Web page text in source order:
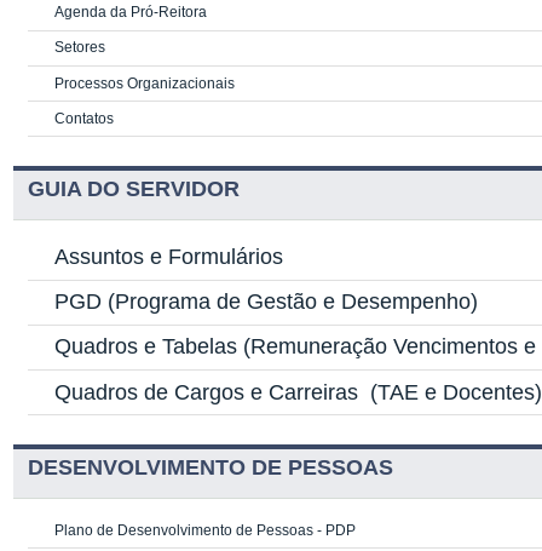
Agenda da Pró-Reitora
Setores
Processos Organizacionais
Contatos
GUIA DO SERVIDOR
Assuntos e Formulários
PGD (Programa de Gestão e Desempenho)
Quadros e Tabelas (Remuneração Vencimentos
Quadros de Cargos e Carreiras (TAE e Docentes)
DESENVOLVIMENTO DE PESSOAS
Plano de Desenvolvimento de Pessoas - PDP